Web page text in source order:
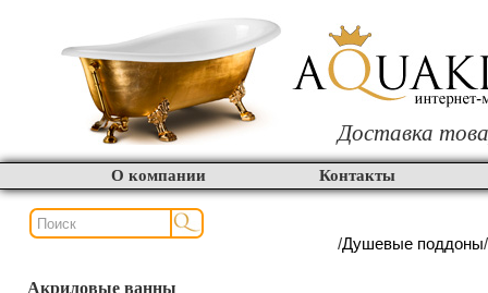
Доставка
О компании Контакты
Акриловые ванны
/Душевые поддоны